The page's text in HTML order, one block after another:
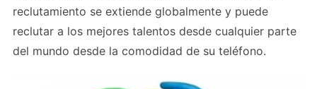
reclutamiento se extiende globalmente y puede
reclutar a los mejores talentos desde cualquier parte
del mundo desde la comodidad de su teléfono.